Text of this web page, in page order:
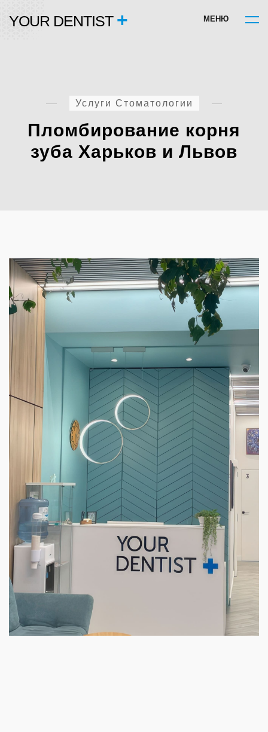
YOUR DENTIST + М ЕН Ю
Услуги Стоматологии
Пломбирование корня
зуба Харьков и Львов